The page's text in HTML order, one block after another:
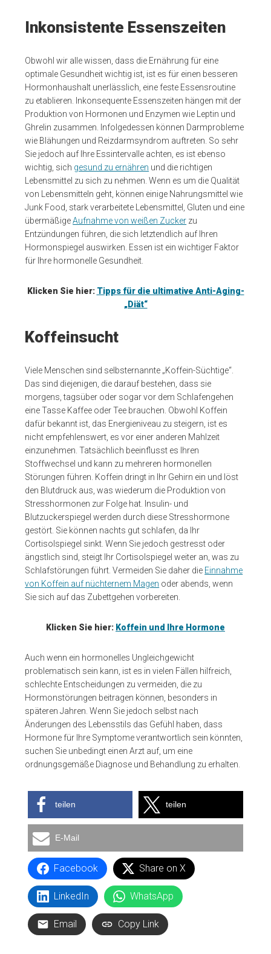
Inkonsistente Essenszeiten
Obwohl wir alle wissen, dass die Ernährung für eine
optimale Gesundheit wichtig ist, ist es für einen besseren
Hormonhaushalt unerlässlich, eine feste Essensroutine
zu etablieren. Inkonsequente Essenszeiten hängen mit der
Produktion von Hormonen und Enzymen wie Leptin und
Ghrelin zusammen. Infolgedessen können Darmprobleme
wie Blähungen und Reizdarmsyndrom auftreten. So sehr
Sie jedoch auf Ihre Essintervalle achten, es ist ebenso
wichtig, sich gesund zu ernähren und die richtigen
Lebensmittel zu sich zu nehmen. Wenn es um die Qualität
von Lebensmitteln geht, können einige Nahrungsmittel wie
Junk Food, stark verarbeitete Lebensmittel, Gluten und eine
übermäßigeAufnahme von weißen Zucker zu
Entzündungen führen, die sich letztendlich auf Ihren
Hormonspiegel auswirken. Essen ist ein wichtiger Faktor
für Ihre hormonelle Gesundheit.
Klicken Sie hier: Tipps für die ultimative Anti-Aging-
„Diät“
Koffeinsucht
Viele Menschen sind selbsternannte „Koffein-Süchtige“.
Das sind diejenigen, die darauf bestehen, dass sie
morgens, tagsüber oder sogar vor dem Schlafengehen
eine Tasse Kaffee oder Tee brauchen. Obwohl Koffein
dafür bekannt ist, das Energieniveau zu steigern, ist es
nicht empfehlenswert, es vor einer anderen Mahlzeit
einzunehmen. Tatsächlich beeinflusst es Ihren
Stoffwechsel und kann zu mehreren hormonellen
Störungen führen. Koffein dringt in Ihr Gehirn ein und löst
den Blutdruck aus, was wiederum die Produktion von
Stresshormonen zur Folge hat. Insulin- und
Blutzuckerspiegel werden durch diese Stresshormone
gestört. Sie können nachts gut schlafen, da Ihr
Cortisolspiegel sinkt. Wenn Sie jedoch gestresst oder
ängstlich sind, steigt Ihr Cortisolspiegel weiter an, was zu
Schlafstörungen führt. Vermeiden Sie daher die Einnahme
von Koffein auf nüchternem Magen oder abends, wenn
Sie sich auf das Zubettgehen vorbereiten.
Klicken Sie hier: Koffein und Ihre Hormone
Auch wenn ein hormonelles Ungleichgewicht
problematisch sein kann, ist es in vielen Fällen hilfreich,
schlechte Entscheidungen zu vermeiden, die zu
Hormonstörungen beitragen können, besonders in
späteren Jahren. Wenn Sie jedoch selbst nach
Änderungen des Lebensstils das Gefühl haben, dass
Hormone für Ihre Symptome verantwortlich sein könnten,
suchen Sie unbedingt einen Arzt auf, um eine
ordnungsgemäße Diagnose und Behandlung zu erhalten.
teilen teilen
E-Mail
Facebook Share on X
LinkedIn WhatsApp
Email Copy Link